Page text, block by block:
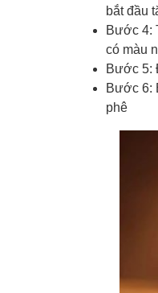
bắt đầu
Bước 4:
có màu
Bước 5:
Bước 6:
phê